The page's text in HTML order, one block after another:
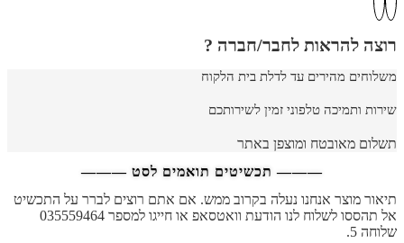
רוצה להראות לחבר/חברה ?
משלוחים מהירים עד לדלת בית הלקוח
שירות ותמיכה טלפוני זמין לשירותכם
תשלום מאובטח ומוצפן באתר
——— תכשיטים תואמים לסט ———
תיאור מוצר אנחנו נעלה בקרוב ממש. אם אתם רוצים לברר על התכשיט
אל תהססו לשלוח לנו הודעת וואטסאפ או חייגו למספר 035559464
שלוחה 5.